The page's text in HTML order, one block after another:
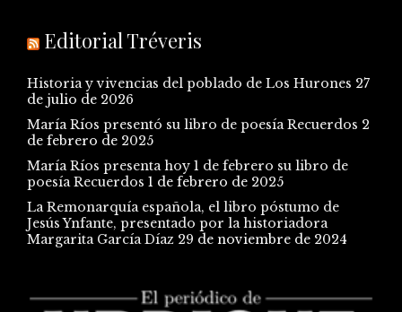
Editorial Tréveris
Historia y vivencias del poblado de Los Hurones 27
de julio de 2026
María Ríos presentó su libro de poesía Recuerdos 2
de febrero de 2025
María Ríos presenta hoy 1 de febrero su libro de
poesía Recuerdos 1 de febrero de 2025
La Remonarquía española, el libro póstumo de
Jesús Ynfante, presentado por la historiadora
Margarita García Díaz 29 de noviembre de 2024